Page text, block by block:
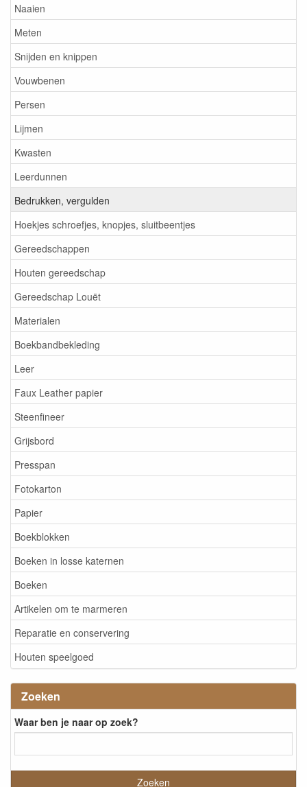
Naaien
Meten
Snijden en knippen
Vouwbenen
Persen
Lijmen
Kwasten
Leerdunnen
Bedrukken, vergulden
Hoekjes schroefjes, knopjes, sluitbeentjes
Gereedschappen
Houten gereedschap
Gereedschap Louët
Materialen
Boekbandbekleding
Leer
Faux Leather papier
Steenfineer
Grijsbord
Presspan
Fotokarton
Papier
Boekblokken
Boeken in losse katernen
Boeken
Artikelen om te marmeren
Reparatie en conservering
Houten speelgoed
Zoeken
Waar ben je naar op zoek?